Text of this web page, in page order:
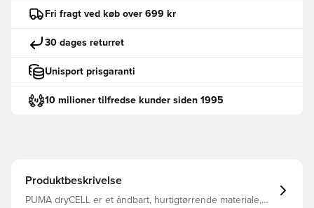
Fri fragt ved køb over 699 kr
30 dages returret
Unisport prisgaranti
10 milioner tilfredse kunder siden 1995
Produktbeskrivelse
PUMA dryCELL er et åndbart, hurtigtørrende materiale,